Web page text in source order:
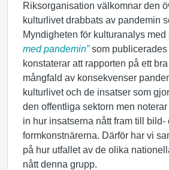
Riksorganisation välkomnar den
kulturlivet drabbats av pandemin
Myndigheten för kulturanalys med
med pandemin”som publicerades
konstaterar att rapporten på ett
mångfald av konsekvenser
kulturlivet och de insatser som
den offentliga sektorn men
in hur insatserna nått fram till bild-
formkonstnärerna. Därför har vi
på hur utfallet av de olika
nått denna grupp.